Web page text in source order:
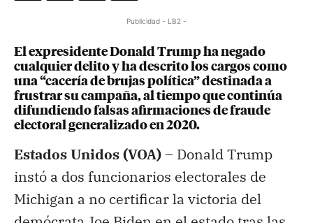
Publicidad - LB2 -
El expresidente Donald Trump ha negado
cualquier delito y ha descrito los cargos como
una “cacería de brujas política” destinada a
frustrar su campaña, al tiempo que continúa
difundiendo falsas afirmaciones de fraude
electoral generalizado en 2020.
Estados Unidos (VOA) – Donald Trump
instó a dos funcionarios electorales de
Michigan a no certificar la victoria del